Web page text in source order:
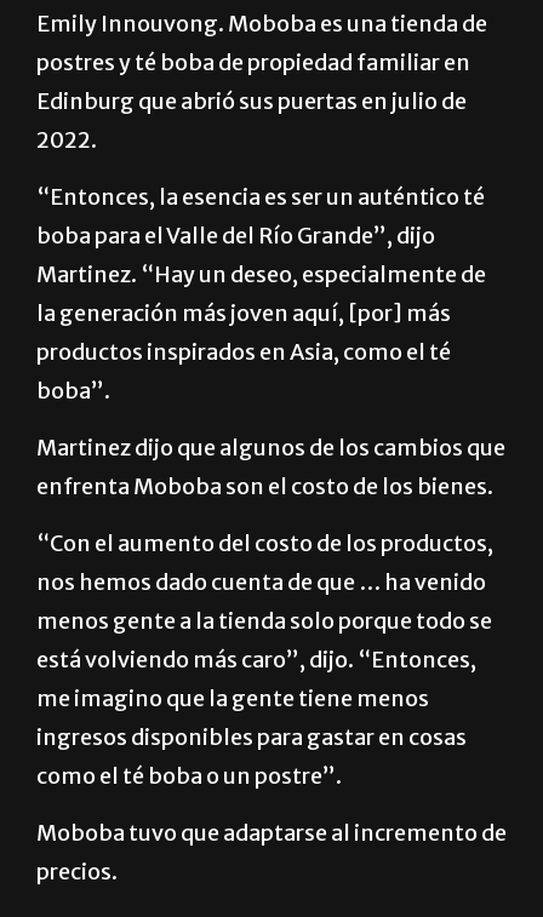
Emily Innouvong. Moboba es una tienda de
postres y té boba de propiedad familiar en
Edinburg que abrió sus puertas en julio de
2022.
“Entonces, la esencia es ser un auténtico té
boba para el Valle del Río Grande”, dijo
Martinez. “Hay un deseo, especialmente de
la generación más joven aquí, [por] más
productos inspirados en Asia, como el té
boba”.
Martinez dijo que algunos de los cambios que
enfrenta Moboba son el costo de los bienes.
“Con el aumento del costo de los productos,
nos hemos dado cuenta de que … ha venido
menos gente a la tienda solo porque todo se
está volviendo más caro”, dijo. “Entonces,
me imagino que la gente tiene menos
ingresos disponibles para gastar en cosas
como el té boba o un postre”.
Moboba tuvo que adaptarse al incremento de
precios.